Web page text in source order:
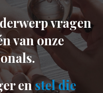
vragen
van onze
enstel die